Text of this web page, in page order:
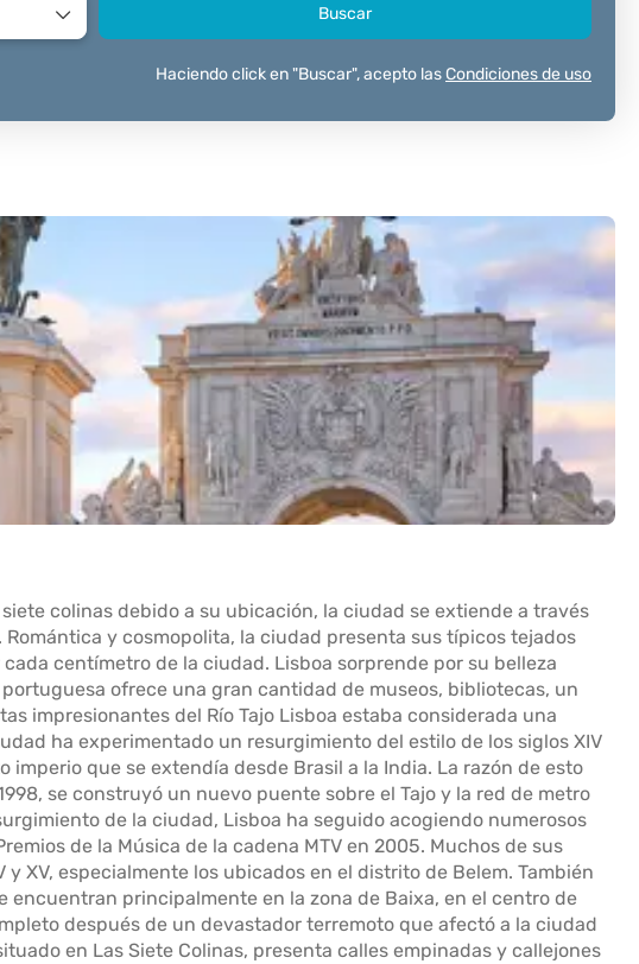
Buscar
Haciendo click en "Buscar", acepto lasCondiciones de uso
colinas debido a su ubicación, la ciudad se extiende a través
Romántica y cosmopolita, la ciudad presenta sus típicos tejados
centímetro de la ciudad. Lisboa sorprende por su belleza
ofrece una gran cantidad de museos, bibliotecas, un
impresionantes del Río Tajo Lisboa estaba considerada una
ha experimentado un resurgimiento del estilo de los siglos XIV
imperio que se extendía desde Brasil a la India. La razón de esto
se construyó un nuevo puente sobre el Tajo y la red de metro
de la ciudad, Lisboa ha seguido acogiendo numerosos
de la Música de la cadena MTV en 2005. Muchos de sus
XV, especialmente los ubicados en el distrito de Belem. También
encuentran principalmente en la zona de Baixa, en el centro de
después de un devastador terremoto que afectó a la ciudad
en Las Siete Colinas, presenta calles empinadas y callejones